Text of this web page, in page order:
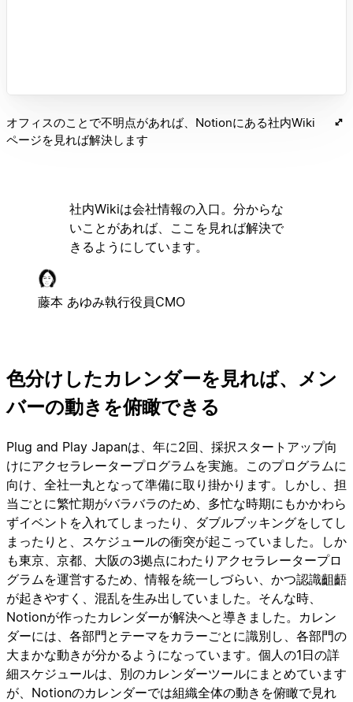
オフィスのことで不明点があれば、Notionにある社内Wiki
ページを見れば解決します
社内Wikiは会社情報の入口。分からな
いことがあれば、ここを見れば解決で
きるようにしています。
藤本 あゆみ執行役員CMO
色分けしたカレンダーを見れば、メン
バーの動きを俯瞰できる
Plug and Play Japanは、年に2回、採択スタートアップ向
けにアクセラレータープログラムを実施。このプログラムに
向け、全社一丸となって準備に取り掛かります。しかし、担
当ごとに繁忙期がバラバラのため、多忙な時期にもかかわら
ずイベントを入れてしまったり、ダブルブッキングをしてし
まったりと、スケジュールの衝突が起こっていました。しか
も東京、京都、大阪の3拠点にわたりアクセラレータープロ
グラムを運営するため、情報を統一しづらい、かつ認識齟齬
が起きやすく、混乱を生み出していました。そんな時、
Notionが作ったカレンダーが解決へと導きました。カレン
ダーには、各部門とテーマをカラーごとに識別し、各部門の
大まかな動きが分かるようになっています。個人の1日の詳
細スケジュールは、別のカレンダーツールにまとめています
が、Notionのカレンダーでは組織全体の動きを俯瞰で見れ